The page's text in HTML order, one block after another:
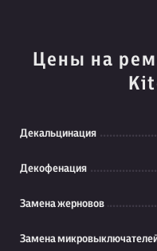
Цены на
Декальцинация
Декофенация
Замена жерновов
Замена